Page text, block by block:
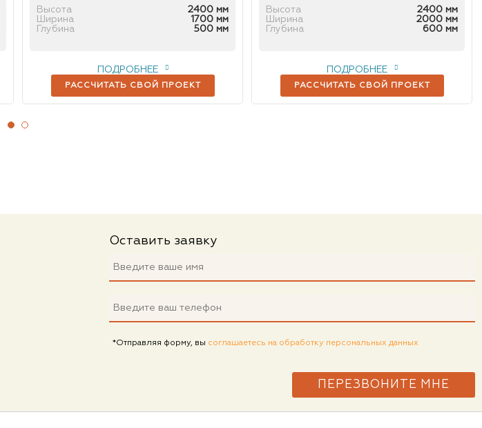
Высота
2400 мм
Ширина
1700 мм
Глубина
500 мм
РАССЧИТАТЬ СВОЙ ПРОЕКТ
ПОДРОБНЕЕ
Высота
2400 мм
Ширина
2000 мм
Глубина
600 мм
РАССЧИТАТЬ СВОЙ ПРОЕКТ
ПОДРОБНЕЕ
Оставить заявку
*Отправляя форму, вы соглашаетесь на обработку персональных данных